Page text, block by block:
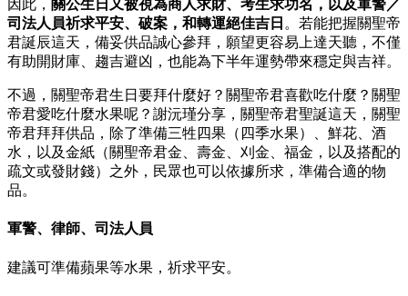
因此， 關公生日又被視為商人求財、考生求功名，以及軍警／
司法人員祈求平安、破案，和轉運絕佳吉日 。若能把握關聖帝
君誕辰這天，備妥供品誠心參拜，願望更容易上達天聽，不僅
有助開財庫、趨吉避凶，也能為下半年運勢帶來穩定與吉祥。
不過，關聖帝君生日要拜什麼好？關聖帝君喜歡吃什麼？關聖
帝君愛吃什麼水果呢？謝沅瑾分享，關聖帝君聖誕這天，關聖
帝君拜拜供品，除了準備三牲四果（四季水果）、鮮花、酒
水，以及金紙（關聖帝君金、壽金、刈金、福金，以及搭配的
疏文或發財錢）之外，民眾也可以依據所求，準備合適的物
品。
軍警、律師、司法人員
建議可準備蘋果等水果，祈求平安。